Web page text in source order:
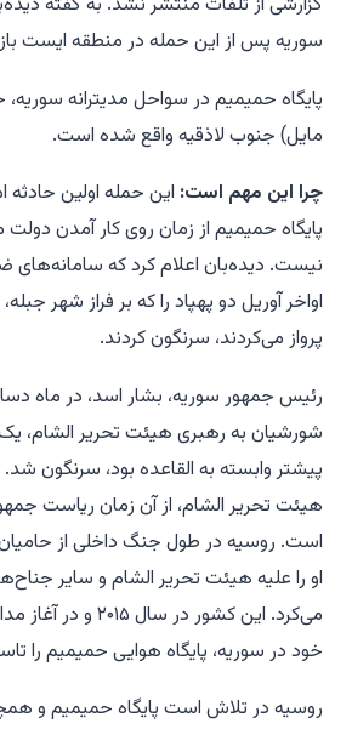
سوریه پس از این حمله در منطقه ایست
مایل) جنوب لاذقیه واقع شده است.
چرا این مهم است: این حمله اولین
پایگاه حمیمیم از زمان روی کار آمدن
نیست. دیده‌بان اعلام کرد که سامانه‌های
اواخر آوریل دو پهپاد را که بر فراز شهر
پرواز می‌کردند، سرنگون کردند.
رئیس جمهور سوریه، بشار اسد، در ماه
شورشیان به رهبری هیئت تحریر الشام،
پیشتر وابسته به القاعده بود، سرنگون
هیئت تحریر الشام، از آن زمان ریاست
است. روسیه در طول جنگ داخلی از
او را علیه هیئت تحریر الشام و سایر
می‌کرد. این کشور در
خود در سوریه، پایگاه هوایی حمیمیم را
روسیه در تلاش است پایگاه حمیمیم و